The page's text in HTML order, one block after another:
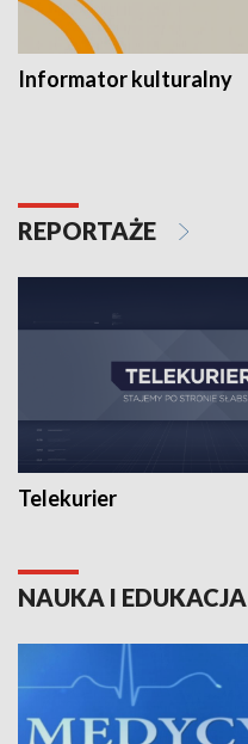
Informator kulturalny
REPORTAŻE
Telekurier
NAUKA I EDUKACJA